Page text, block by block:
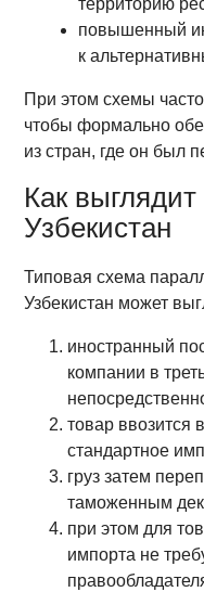
территорию
повышенный
к
При этом схемы
чтобы формально
из стран, где он был
Как
Узбекистан
Типовая схема
Узбекистан может
иностранный
компании в
товар ввозится
стандартное
груз затем
таможенным
при этом для
импорта не